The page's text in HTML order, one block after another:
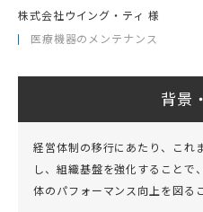
株式会社ウイング・ティ 様
医療機器のメンテナンス
背景
経営体制の移行にあたり、これ
し、組織基盤を強化することで
体のパフォーマンス向上を図る